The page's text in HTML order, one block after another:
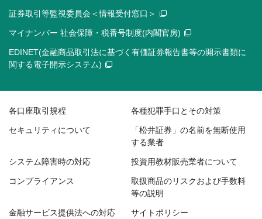
証券取引等監視委員会＜情報受付窓口＞
マイナンバー 社会保障・税番号制度(内閣官房)
EDINET(金融商品取引法に基づく有価証券報告書等の開示書類に
関する電子開示システム)
各口座取引規程 各種犯罪手口とその対策
セキュリティについて
「松井証券」の名前を無断使用
する業者
システム障害時の対応 投資用教材販売業者について
コンプライアンス
取扱商品のリスクおよび手数料
等の説明
金融サービス提供法への対応 サイトポリシー